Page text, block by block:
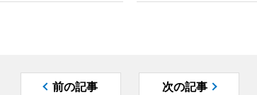
前の記事 次の記事